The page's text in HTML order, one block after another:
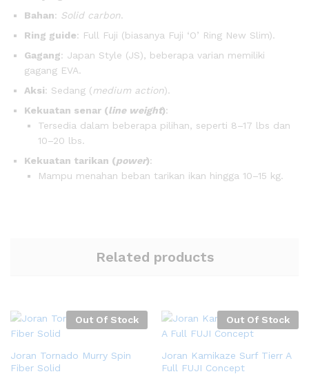
Bahan: Solid carbon.
Ring guide: Full Fuji (biasanya Fuji ‘O’ Ring New Slim).
Gagang: Japan Style (JS), beberapa varian memiliki
gagang EVA.
Aksi: Sedang (medium action).
Kekuatan senar (line weight):
Tersedia dalam beberapa pilihan, seperti 8–17 lbs dan
10–20 lbs.
Kekuatan tarikan (power):
Mampu menahan beban tarikan ikan hingga 10–15 kg.
Related products
Out Of Stock
Joran Tornado Murry Spin
Fiber Solid
Out Of Stock
Joran Kamikaze Surf Tierr A
Full FUJI Concept